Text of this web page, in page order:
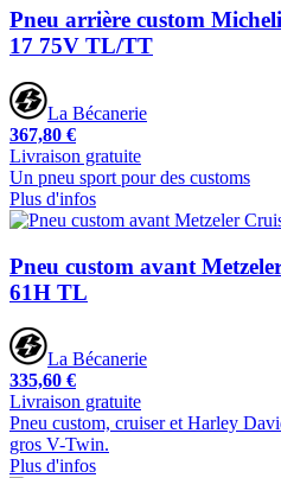
Pneu arrière custom
17 75V TL/TT
La Bécanerie
367,80 €
Livraison gratuite
Un pneu sport pour des customs
Plus d'infos
Pneu custom avant
61H TL
La Bécanerie
335,60 €
Livraison gratuite
Pneu custom, cruiser et Harley
gros V-Twin.
Plus d'infos